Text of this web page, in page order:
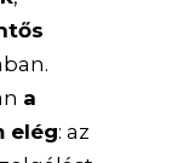
a
elég: az